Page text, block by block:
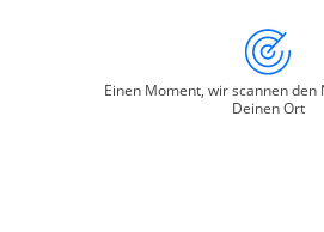
Einen Moment, wir scannen
Deinen Ort